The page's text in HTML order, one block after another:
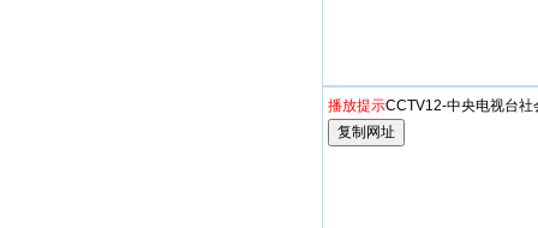
播放提示CCTV12-中央电视台社